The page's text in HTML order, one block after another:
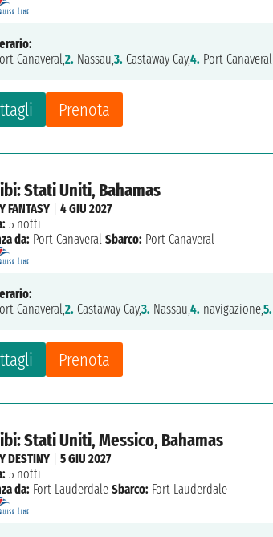
Prenota
Canaveral,2. Nassau,3. Castaway Cay,4. Port Canaveral
Stati Uniti, Bahamas
Prenota
FANTASY |4 GIU 2027
5 notti
da: Port Canaveral Sbarco: Port Canaveral
Canaveral,2. Castaway Cay,3. Nassau,4. navigazione,5.
Stati Uniti, Messico, Bahamas
DESTINY |5 GIU 2027
5 notti
da: Fort Lauderdale Sbarco: Fort Lauderdale